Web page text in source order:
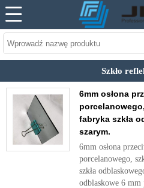
Szkło
6mm osłona
fabryka szkła
szarym.
6mm osłona
porcelanowego,
szkła
odblaskowe 6